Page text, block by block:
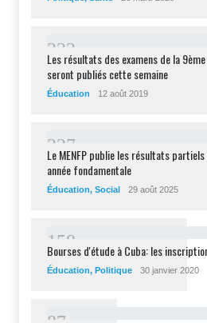
232
Les résultats des examens de la
seront publiés cette semaine
Éducation 12 août 2019
227
Le MENFP publie les résultats
année fondamentale
Éducation, Social 29 août 2025
1 58
Bourses d'étude à Cuba: les
Éducation, Politique 30 janvier 2020